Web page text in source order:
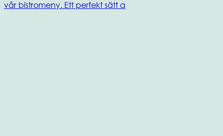
vår bistromeny. Ett perfekt sätt a